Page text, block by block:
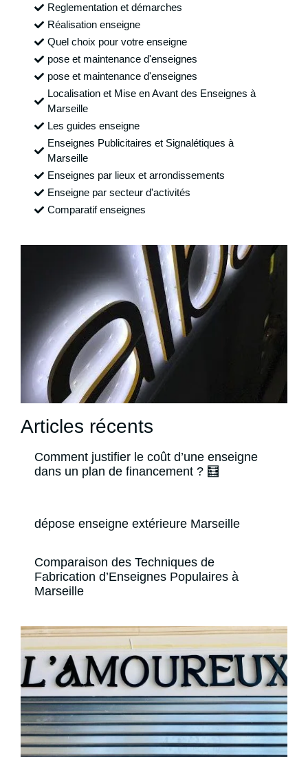
Reglementation et démarches
Réalisation enseigne
Quel choix pour votre enseigne
pose et maintenance d'enseignes
pose et maintenance d'enseignes
Localisation et Mise en Avant des Enseignes à
Marseille
Les guides enseigne
Enseignes Publicitaires et Signalétiques à
Marseille
Enseignes par lieux et arrondissements
Enseigne par secteur d'activités
Comparatif enseignes
Articles récents
Comment justifier le coût d’une enseigne
dans un plan de financement ? 🧮
dépose enseigne extérieure Marseille
Comparaison des Techniques de
Fabrication d’Enseignes Populaires à
Marseille